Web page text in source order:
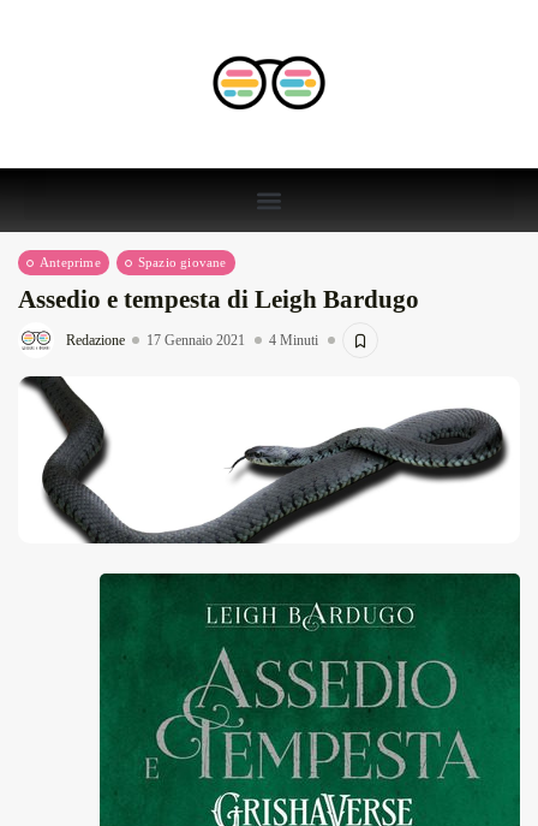
Anteprime Spazio giovane
Assedio e tempesta di Leigh Bardugo
Redazione 17 Gennaio 2021 4 Minuti